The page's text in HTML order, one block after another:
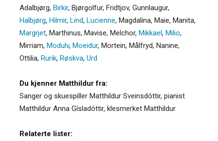
Adalbjørg, Birkir, Bjørgolfur, Fridtjov, Gunnlaugur,
Halbjørg, Hilmir, Lind, Lucienne, Magdalina, Maie, Manita,
Margrjet, Marthinus, Mavise, Melchor, Mikkael, Milio,
Mirriam, Modulv, Moeidur, Mortein, Målfryd, Nanine,
Ottilia, Rurik, Røskva, Urd
Du kjenner Matthildur fra:
Sanger og skuespiller Matthildur Sveinsdóttir, pianist
Matthildur Anna Gísladóttir, klesmerket Matthildur
Relaterte lister: